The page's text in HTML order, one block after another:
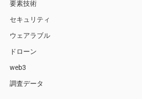
要素技術
セキュリティ
ウェアラブル
ドローン
web3
調査データ